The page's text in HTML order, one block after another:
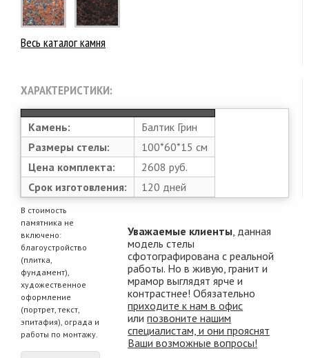
Весь каталог камня
ХАРАКТЕРИСТИКИ:
Камень:
Балтик Грин
Размеры стелы:
100*60*15 см
Цена комплекта:
2608 руб.
Срок изготовления:
120 дней
В стоимость
памятника не
включено:
благоустройство
(плитка,
фундамент),
художественное
оформление
(портрет, текст,
эпитафия), ограда и
работы по монтажу.
Уважаемые клиенты , данная
модель стелы
сфотографирована с реальной
работы. Но в живую, гранит и
мрамор выглядят ярче и
контрастнее! Обязательно
приходите к нам в офис
илипозвоните нашим
специалистам, и они прояснят
Ваши возможные вопросы!